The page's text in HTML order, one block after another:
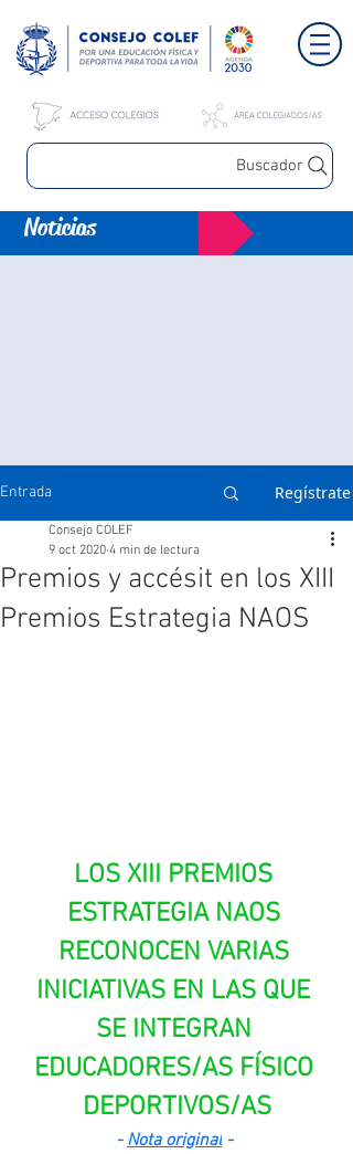
Buscador
Noticias
Entrada Regístrate
Premios y accésit en los XIII
Premios Estrategia NAOS
Consejo COLEF
9 oct 2020 4 min de lectura
LOS XIII PREMIOS
ESTRATEGIA NAOS
RECONOCEN VARIAS
INICIATIVAS EN LAS QUE
SE INTEGRAN
EDUCADORES/AS FÍSICO
DEPORTIVOS/AS
- Nota original -